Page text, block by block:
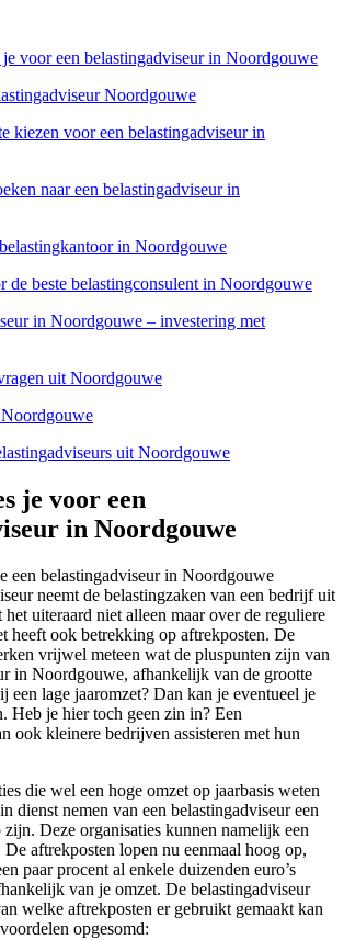
je voor een belastingadviseur in Noordgouwe
Noordgouwe
kiezen voor een belastingadviseur in
naar een belastingadviseur in
in Noordgouwe
de beste belastingconsulent in Noordgouwe
in Noordgouwe – investering met
uit Noordgouwe
uit Noordgouwe
je voor een
in Noordgouwe
een belastingadviseur in Noordgouwe
neemt de belastingzaken van een bedrijf uit
uiteraard niet alleen maar over de reguliere
heeft ook betrekking op aftrekposten. De
vrijwel meteen wat de pluspunten zijn van
in Noordgouwe, afhankelijk van de grootte
een lage jaaromzet? Dan kan je eventueel je
Heb je hier toch geen zin in? Een
ook kleinere bedrijven assisteren met hun
die wel een hoge omzet op jaarbasis weten
dienst nemen van een belastingadviseur een
Deze organisaties kunnen namelijk een
De aftrekposten lopen nu eenmaal hoog op,
paar procent al enkele duizenden euro’s
van je omzet. De belastingadviseur
welke aftrekposten er gebruikt gemaakt kan
opgesomd: